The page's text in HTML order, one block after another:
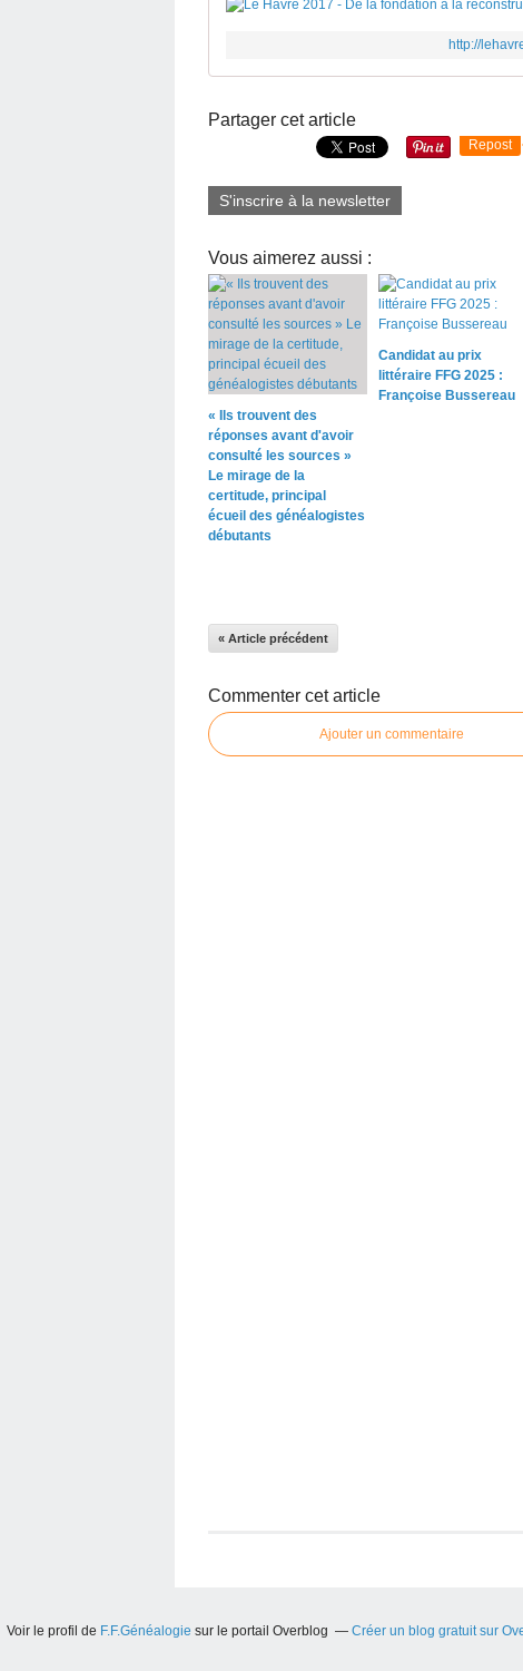
http://
Partager cet article
Repost
S'inscrire à la newsletter
Vous aimerez aussi :
« Ils trouvent des
réponses avant d'avoir
consulté les sources »
Le mirage de la
certitude, principal
écueil des généalogistes
débutants
Candidat au prix
littéraire FFG 2025 :
Françoise Bussereau
« Article précédent
Commenter cet article
Ajouter un commentaire
Voir le profil de F.F.Généalogie sur le portail Overblog Créer un blog gratuit sur